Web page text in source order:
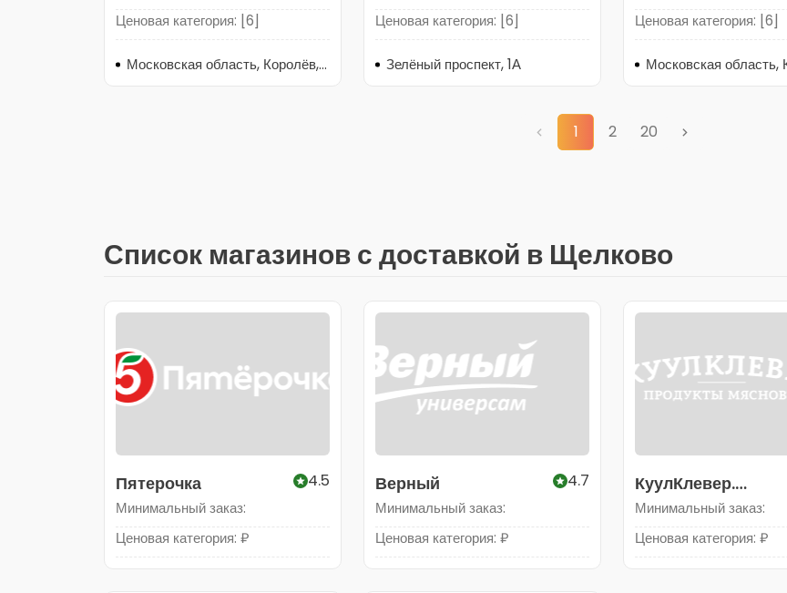
Ценовая категория: [6]
Московская область, Королёв, микрорайон Болшево, Шоссейная улица, 4
Ценовая категория: [6]
Зелёный проспект, 1А
Ценовая категория: [6]
1 2 20
Список магазинов с доставкой в Щелково
Пятерочка 4.5
Минимальный заказ:
Ценовая категория: ₽
Верный 4.7
Минимальный заказ:
Ценовая категория: ₽
КуулКлевер.
Продукты МясновЪ
Минимальный заказ:
Ценовая категория: ₽